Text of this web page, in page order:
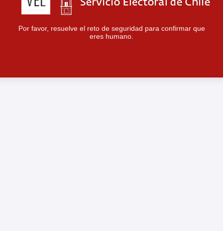
Por favor, resuelve el reto de seguridad para confirmar que
eres humano.